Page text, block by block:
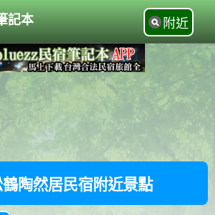
記本 附近
陶然居民宿附近景點